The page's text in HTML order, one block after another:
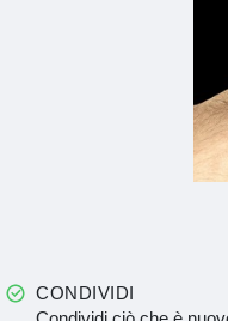
CONDIVIDI